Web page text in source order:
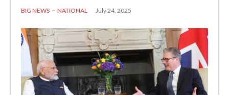
BIG NEWS NATIONAL July 24, 2025